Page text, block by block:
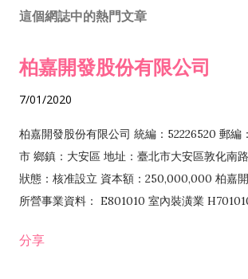
這個網誌中的熱門文章
柏嘉開發股份有限公司
7/01/2020
柏嘉開發股份有限公司 統編：52226520 郵編
市 鄉鎮：大安區 地址：臺北市大安區敦化南
狀態：核准設立 資本額：250,000,000 柏嘉
所營事業資料： E801010 室內裝潢業
發業 H703090 不動產買賣業 H703100 不動
分享